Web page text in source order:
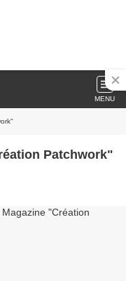
MENU
Patchwork"